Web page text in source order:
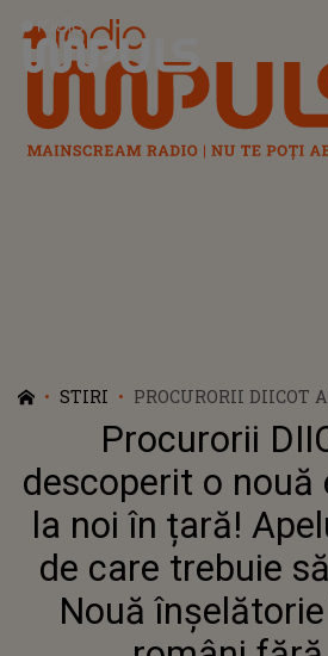
Radio Impuls
STIRI
PROCURORII DIICOT
NOUĂ ESCROCHERIE
APELUL TELEFONIC
TE FEREȘTI. NOUĂ
PE ROMÂNI FĂRĂ
Procurorii
descoperit o nouă
la noi în țară!
de care trebuie
Nouă